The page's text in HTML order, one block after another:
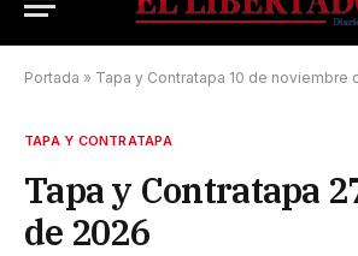
Portada » Tapa y Contratapa 10 de noviembre
TAPA Y CONTRATAPA
Tapa y Contratapa
de 2026